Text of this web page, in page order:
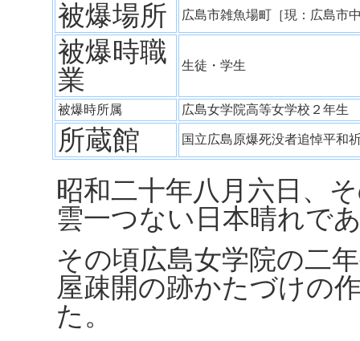
被爆場所 広島市雑魚場町［現：広島
被爆時職
業
生徒・学生
被爆時所属 広島女学院高等女学校２年
所蔵館 国立広島原爆死没者追悼平
昭和二十年八月六日、
雲一つない日本晴れで
その頃広島女学院の二
屋疎開の跡かたづけの
た。